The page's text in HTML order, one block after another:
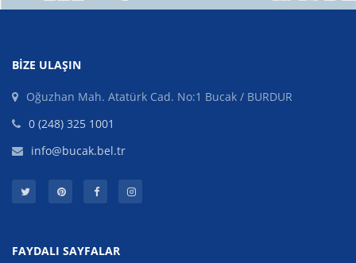
BIZE ULAŞIN
Oğuzhan Mah. Atatürk Cad. No:1 Bucak / BURDUR
0 (248) 325 1001
info@bucak.bel.tr
FAYDALI SAYFALAR